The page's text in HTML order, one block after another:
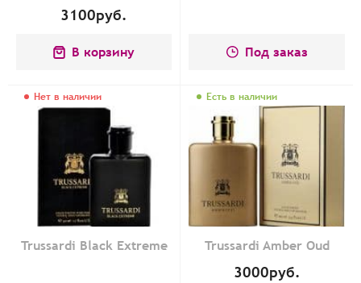
3100руб.
В корзину Под заказ
Нет в наличии
Trussardi Black Extreme
Есть в наличии
Trussardi Amber Oud
3000руб.